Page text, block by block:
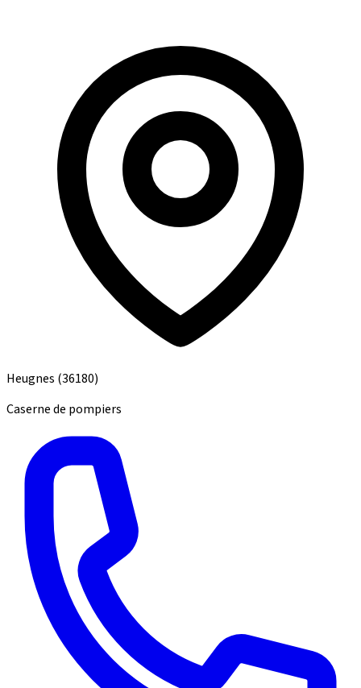
Heugnes (36180)
Caserne de pompiers